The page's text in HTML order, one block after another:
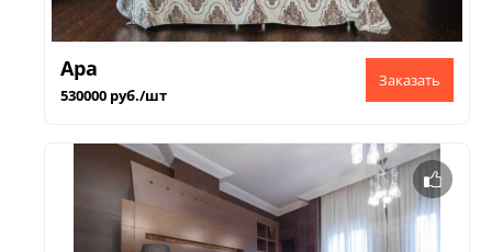
Ара
530000 руб./шт